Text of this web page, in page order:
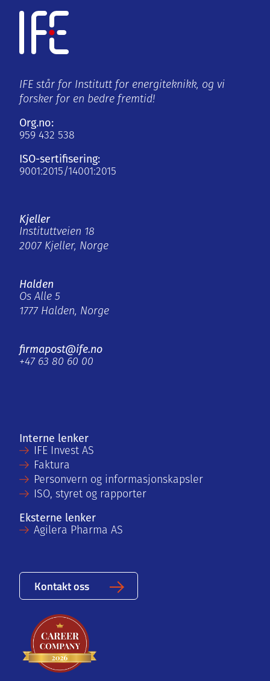
IFE står for Institutt for energiteknikk, og vi
forsker for en bedre fremtid!
Org.no:
959 432 538
ISO-sertifisering:
9001:2015/14001:2015
Kjeller
Instituttveien 18
2007 Kjeller, Norge
Halden
Os Alle 5
1777 Halden, Norge
firmapost@ife.no
+47 63 80 60 00
Interne lenker
IFE Invest AS
Faktura
Personvern og informasjonskapsler
ISO, styret og rapporter
Eksterne lenker
Agilera Pharma AS
Kontakt oss